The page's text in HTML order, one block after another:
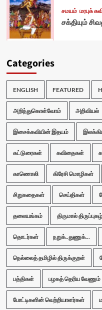
சமயம் மரபுக்
சக்தியும்
Categories
ENGLISH FEATURED
அறிந்துகொள்வோம் அறிவியல்
இசைக்கவியின் இதயம்
கட்டுரைகள் கவிதைகள்
காணொலி கிரேசி மொழிகள்
சிறுகதைகள் செய்திகள்
தலையங்கம் திருமால் திருப்புகழ்
தொடர்கள் நறுக்..துணுக்...
நெல்லைத் தமிழில் திருக்குறள்
பத்திகள் பழகத் தெரிய வேணும்
போட்டிகளின் வெற்றியாளர்கள்